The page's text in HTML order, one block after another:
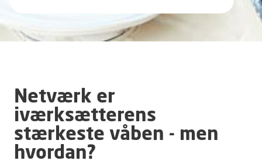
Netværk er
iværksætterens
stærkeste våben - men
hvordan?